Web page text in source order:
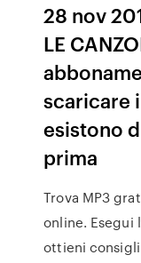
28 nov
LE
scaricare
esistono
prima
Trova MP3
online.
ottieni